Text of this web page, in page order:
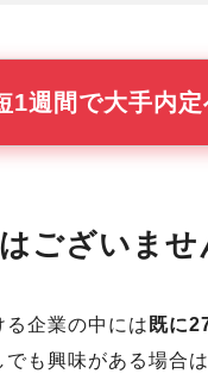
1週間で大手内定
ございませ
企業の中には 既に
も興味がある場合